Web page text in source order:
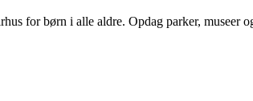
for børn i alle aldre. Opdag parker, museer